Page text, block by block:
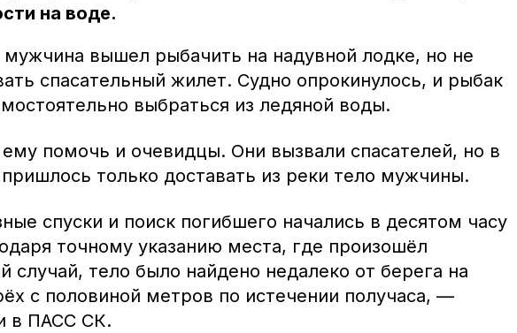
на воде.
мужчина вышел рыбачить на надувной лодке, но не
спасательный жилет. Судно опрокинулось, и рыбак
выбраться из ледяной воды.
помочь и очевидцы. Они вызвали спасателей, но в
только доставать из реки тело мужчины.
спуски и поиск погибшего начались в десятом часу
точному указанию места, где произошёл
случай, тело было найдено недалеко от берега на
с половиной метров по истечении получаса, —
в ПАСС СК.